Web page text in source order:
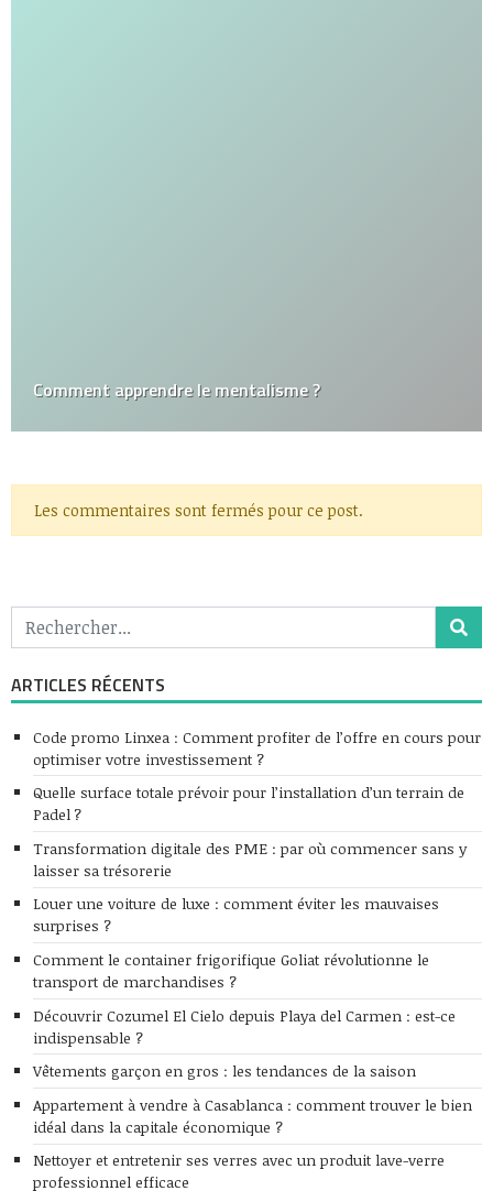
Comment apprendre le mentalisme ?
Les commentaires sont fermés pour ce post.
ARTICLES RÉCENTS
Code promo Linxea : Comment profiter de l’offre en cours pour
optimiser votre investissement ?
Quelle surface totale prévoir pour l’installation d’un terrain de
Padel ?
Transformation digitale des PME : par où commencer sans y
laisser sa trésorerie
Louer une voiture de luxe : comment éviter les mauvaises
surprises ?
Comment le container frigorifique Goliat révolutionne le
transport de marchandises ?
Découvrir Cozumel El Cielo depuis Playa del Carmen : est-ce
indispensable ?
Vêtements garçon en gros : les tendances de la saison
Appartement à vendre à Casablanca : comment trouver le bien
idéal dans la capitale économique ?
Nettoyer et entretenir ses verres avec un produit lave-verre
professionnel efficace